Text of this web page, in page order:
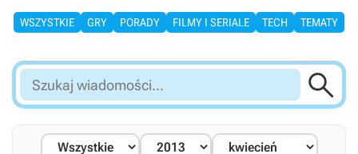
WSZYSTKIE GRY PORADY FILMY I SERIALE TECH TEMATY
Szukaj
wiadomości...
